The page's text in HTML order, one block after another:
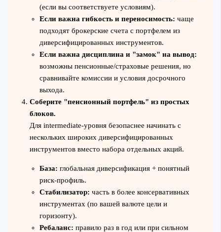
(если вы соответствуете условиям).
Если важна гибкость и переносимость: чаще
подходят брокерские счета с портфелем из
диверсифицированных инструментов.
Если важна дисциплина и "замок" на вывод:
возможны пенсионные/страховые решения, но
сравнивайте комиссии и условия досрочного
выхода.
Соберите "пенсионный портфель" из простых
блоков.
Для intermediate‑уровня безопаснее начинать с
нескольких широких диверсифицированных
инструментов вместо набора отдельных акций.
База: глобальная диверсификация + понятный
риск‑профиль.
Стабилизатор: часть в более консервативных
инструментах (по вашей валюте цели и
горизонту).
Ребаланс: правило раз в год или при сильном